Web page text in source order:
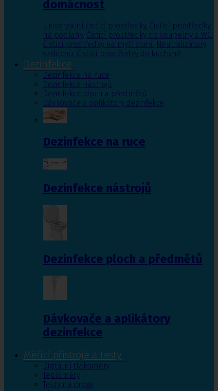
domácnost
Univerzální čistící prostředky, Čistící prostředky
na podlahy, Čisticí prostředky do koupelny a WC,
Čistící prostředky na mytí oken, Neutralizátory
vzduchu, Čistící prostředky do kuchyně
Dezinfekce
Dezinfekce na ruce
Dezinfekce nástrojů
Dezinfekce ploch a předmětů
Dávkovače a aplikátory dezinfekce
Dezinfekce na ruce
Dezinfekce nástrojů
Dezinfekce ploch a předmětů
Dávkovače a aplikátory
dezinfekce
Měřící přístroje a testy
Digitální tlakoměry
Teploměry
Testy na drogy